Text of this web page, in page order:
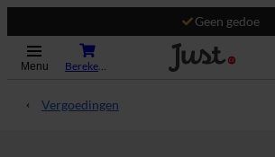
Geen gedoe
Menu
Vergoedingen